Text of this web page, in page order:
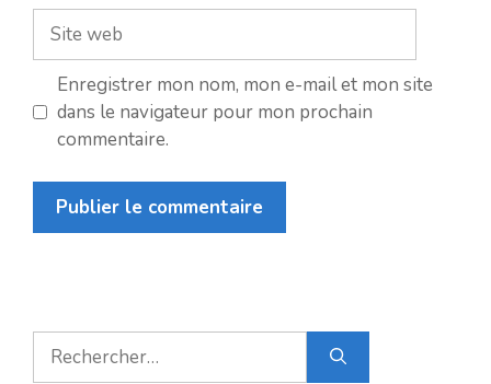
Site
web
Enregistrer mon nom, mon e-mail et mon site
dans le navigateur pour mon prochain
commentaire.
Rechercher :